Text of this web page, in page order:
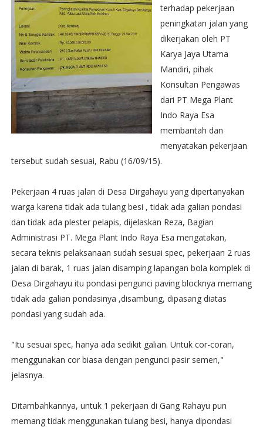
terhadap pekerjaan
peningkatan jalan yang
dikerjakan oleh PT
Karya Jaya Utama
Mandiri, pihak
Konsultan Pengawas
dari PT Mega Plant
Indo Raya Esa
membantah dan
menyatakan pekerjaan
tersebut sudah sesuai, Rabu (16/09/15).
Pekerjaan 4 ruas jalan di Desa Dirgahayu yang dipertanyakan
warga karena tidak ada tulang besi , tidak ada galian pondasi
dan tidak ada plester pelapis, dijelaskan Reza, Bagian
Administrasi PT. Mega Plant Indo Raya Esa mengatakan,
secara teknis pelaksanaan sudah sesuai spec, pekerjaan 2 ruas
jalan di barak, 1 ruas jalan disamping lapangan bola komplek di
Desa Dirgahayu itu pondasi pengunci paving blocknya memang
tidak ada galian pondasinya ,disambung, dipasang diatas
pondasi yang sudah ada.‬
"Itu sesuai spec, hanya ada sedikit galian. Untuk cor-coran,
menggunakan cor biasa dengan pengunci pasir semen,"
jelasnya.‬
Ditambahkannya, untuk 1 pekerjaan di Gang Rahayu pun
memang tidak menggunakan tulang besi, hanya dipondasi